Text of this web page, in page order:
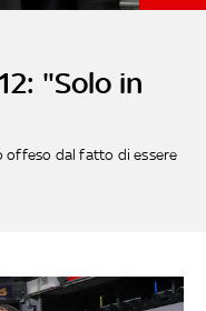
"Solo in
offeso dal fatto di essere